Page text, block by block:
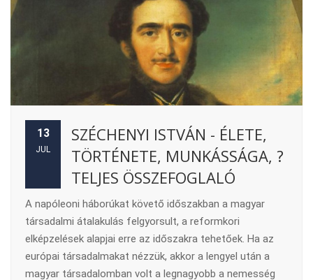
13
JUL
SZÉCHENYI ISTVÁN - ÉLETE,
TÖRTÉNETE, MUNKÁSSÁGA, ?
TELJES ÖSSZEFOGLALÓ
A napóleoni háborúkat követő időszakban a magyar
társadalmi átalakulás felgyorsult, a reformkori
elképzelések alapjai erre az időszakra tehetőek. Ha az
európai társadalmakat nézzük, akkor a lengyel után a
magyar társadalomban volt a legnagyobb a nemesség